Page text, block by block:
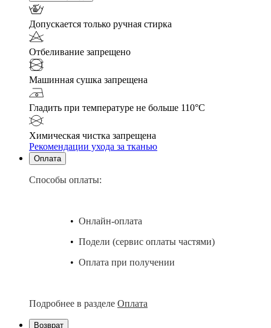
Допускается только ручная стирка
Отбеливание запрещено
Машинная сушка запрещена
Гладить при температуре не больше 110°С
Химическая чистка запрещена
Рекомендации ухода за тканью
Оплата
Способы оплаты:
• Онлайн-оплата
• Подели (сервис оплаты частями)
• Оплата при получении
Подробнее в разделе Оплата
Возврат